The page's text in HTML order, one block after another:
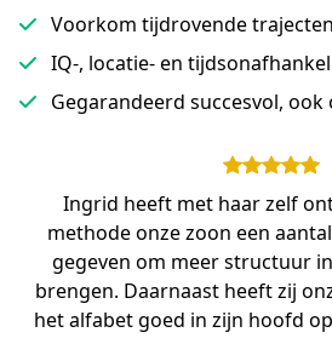
Voorkom tijdrovende
IQ-, locatie- en
Gegarandeerd succesvol,
Ingrid heeft met haar zelf
methode onze zoon een
gegeven om meer structuur
brengen. Daarnaast heeft zij
het alfabet goed in zijn hoofd